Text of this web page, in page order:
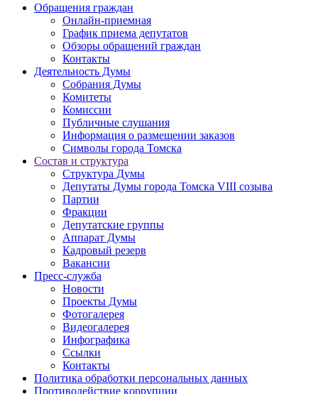
Обращения граждан
Онлайн-приемная
График приема депутатов
Обзоры обращений граждан
Контакты
Деятельность Думы
Собрания Думы
Комитеты
Комиссии
Публичные слушания
Информация о размещении заказов
Символы города Томска
Состав и структура
Структура Думы
Депутаты Думы города Томска VIII созыва
Партии
Фракции
Депутатские группы
Аппарат Думы
Кадровый резерв
Вакансии
Пресс-служба
Новости
Проекты Думы
Фотогалерея
Видеогалерея
Инфографика
Ссылки
Контакты
Политика обработки персональных данных
Прoтивoдeйствие кoрpупции